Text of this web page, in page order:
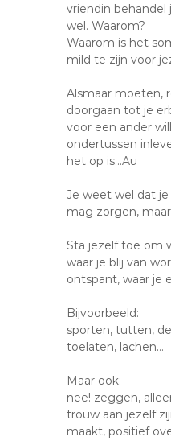
vriendin behandel
wel. Waarom?
Waarom is het
mild te zijn voor
Alsmaar moeten,
doorgaan tot je
voor een ander
ondertussen
het op is…Au
Je weet wel dat
mag zorgen,
Sta jezelf toe om
waar je blij van
ontspant, waar je
Bijvoorbeeld:
sporten, tutten,
toelaten, lachen…
Maar ook:
nee! zeggen,
trouw aan jezelf
maakt, positief